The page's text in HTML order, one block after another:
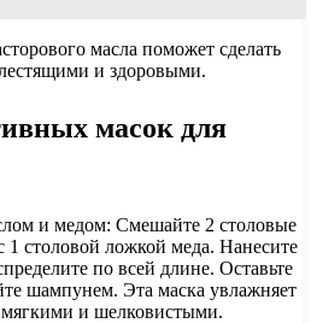
масла поможет сделать
и здоровыми.
масок для
и медом: Смешайте 2 столовые
1 столовой ложкой меда. Нанесите
по всей длине. Оставьте
шампунем. Эта маска увлажняет
мягкими и шелковистыми.